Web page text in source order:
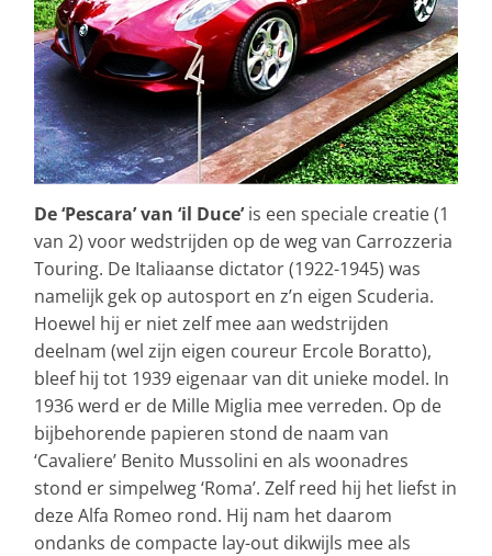
De ‘Pescara’ van ‘il Duce’is een speciale creatie (1
van 2) voor wedstrijden op de weg van Carrozzeria
Touring. De Italiaanse dictator (1922-1945) was
namelijk gek op autosport en z’n eigen Scuderia.
Hoewel hij er niet zelf mee aan wedstrijden
deelnam (wel zijn eigen coureur Ercole Boratto),
bleef hij tot 1939 eigenaar van dit unieke model. In
1936 werd er de Mille Miglia mee verreden. Op de
bijbehorende papieren stond de naam van
‘Cavaliere’ Benito Mussolini en als woonadres
stond er simpelweg ‘Roma’. Zelf reed hij het liefst in
deze Alfa Romeo rond. Hij nam het daarom
ondanks de compacte lay-out dikwijls mee als